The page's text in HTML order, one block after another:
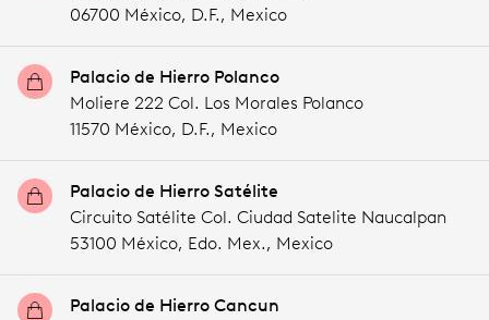
06700 México, D.F., Mexico
Palacio de Hierro Polanco
Moliere 222 Col. Los Morales Polanco
11570 México, D.F., Mexico
Palacio de Hierro Satélite
Circuito Satélite Col. Ciudad Satelite Naucalpan
53100 México, Edo. Mex., Mexico
Palacio de Hierro Cancun